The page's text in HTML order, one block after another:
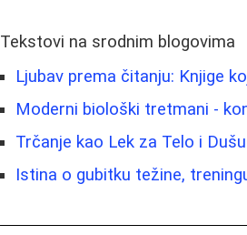
Tekstovi na srodnim blogovima
Ljubav prema čitanju: Knjige
Moderni biološki tretmani -
Trčanje kao Lek za Telo i
Istina o gubitku težine,